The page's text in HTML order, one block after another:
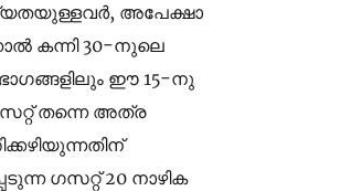
അപേക്ഷാ
കന്നി 30-നുലെ
ഈ 15-നു
തന്നെ അത്ര
ഗസറ്റ് 20 നാഴിക